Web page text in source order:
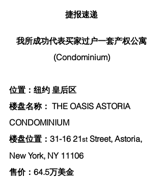
捷报速递
我所成功代表买家过户一套产权公寓
(Condominium)
位置：纽约 皇后区
楼盘名称： THE OASIS ASTORIA
CONDOMINIUM
楼盘位置：31-16 21st Street, Astoria,
New York, NY 11106
售价：64.5万美金